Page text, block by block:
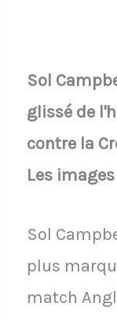
Sol
glissé de
contre la
Les
Sol
plus
match